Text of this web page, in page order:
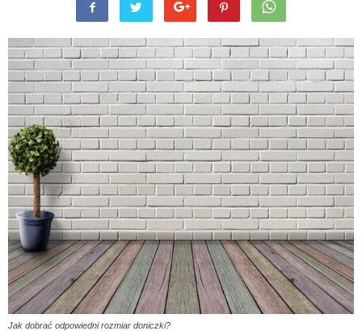
Jak dobrać odpowiedni rozmiar doniczki?